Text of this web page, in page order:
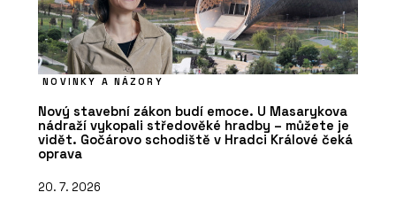
NOVINKY A NÁZORY
Nový stavební zákon budí emoce. U Masarykova
nádraží vykopali středověké hradby – můžete je
vidět. Gočárovo schodiště v Hradci Králové čeká
oprava
20. 7. 2026